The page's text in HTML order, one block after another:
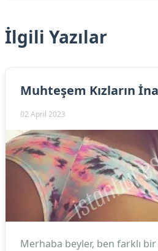
İlgili Yazılar
Muhteşem Kızların
02 April 2023
Merhaba beyler, ben farklı